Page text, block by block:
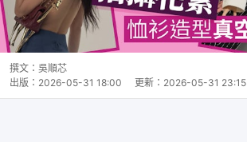
撰文： 吳順芯
出版： 2026-05-31 18:00 更新： 2026-05-31 23:15